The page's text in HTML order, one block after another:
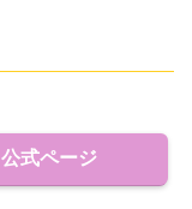
公式ページ